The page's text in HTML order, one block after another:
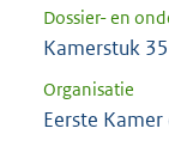
Dossier- en
Kamerstuk
Organisatie
Eerste